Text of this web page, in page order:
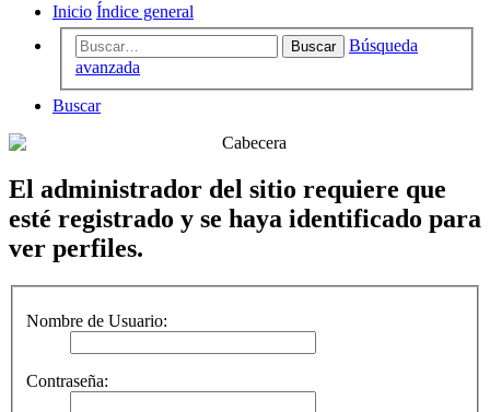
Inicio Índice general
Buscar
Búsqueda
avanzada
Buscar
El administrador del sitio requiere que
esté registrado y se haya identificado para
ver perfiles.
Nombre de Usuario:
Contraseña: